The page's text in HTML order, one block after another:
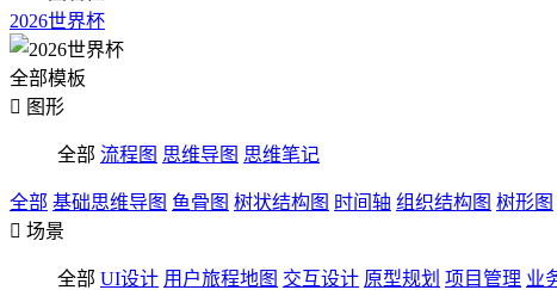
2026世界杯
全部模板
 图形
全部 流程图 思维导图 思维笔记
全部 基础思维导图 鱼骨图 树状结构图 时间轴 组织结构图 树形图
 场景
全部 UI设计 用户旅程地图 交互设计 原型规划 项目管理 业